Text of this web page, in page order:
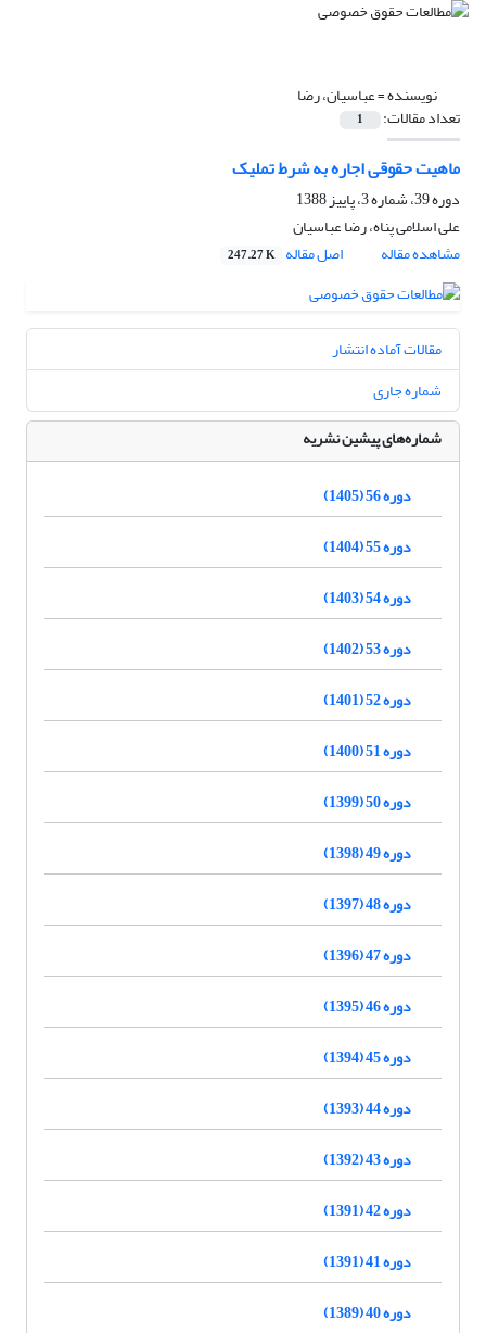
نویسنده =عباسیان، رضا
تعداد مقالات: 1
ماهیت حقوقی اجاره به شرط تملیک
دوره 39، شماره 3، پاییز 1388
علی اسلامی پناه، رضا عباسیان
مشاهده مقاله
اصل مقاله 247.27 K
مقالات آماده انتشار
شماره جاری
شماره‌های پیشین نشریه
دوره 56 (1405)
دوره 55 (1404)
دوره 54 (1403)
دوره 53 (1402)
دوره 52 (1401)
دوره 51 (1400)
دوره 50 (1399)
دوره 49 (1398)
دوره 48 (1397)
دوره 47 (1396)
دوره 46 (1395)
دوره 45 (1394)
دوره 44 (1393)
دوره 43 (1392)
دوره 42 (1391)
دوره 41 (1391)
دوره 40 (1389)